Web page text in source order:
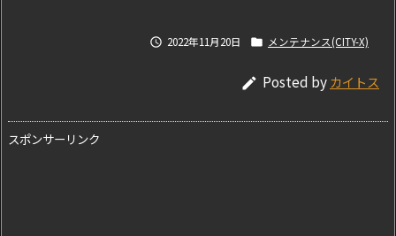
 2022年11月20日  メンテナンス(CITY-X)
 Posted byカイトス
スポンサーリンク